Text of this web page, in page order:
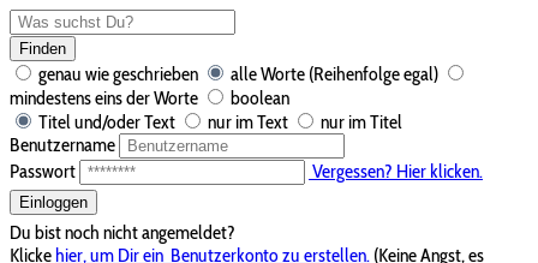
Finden
genau wie geschrieben
alle Worte (Reihenfolge egal)
mindestens eins der Worte
boolean
Titel und/oder Text
nur im Text
nur im Titel
Benutzername
Passwort
Vergessen? Hier klicken.
Einloggen
Du bist noch nicht angemeldet?
Klickehier, um Dir ein Benutzerkonto zu erstellen. (Keine Angst, es